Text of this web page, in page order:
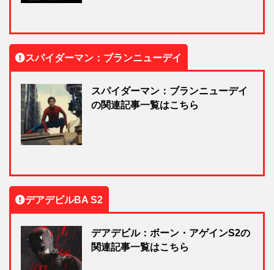
スパイダーマン：ブランニューデイ
スパイダーマン：ブランニューデイ
の関連記事一覧はこちら
デアデビルBA S2
デアデビル：ボーン・アゲインS2の
関連記事一覧はこちら